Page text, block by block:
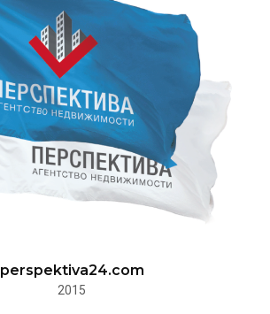
perspektiva24.com
2015